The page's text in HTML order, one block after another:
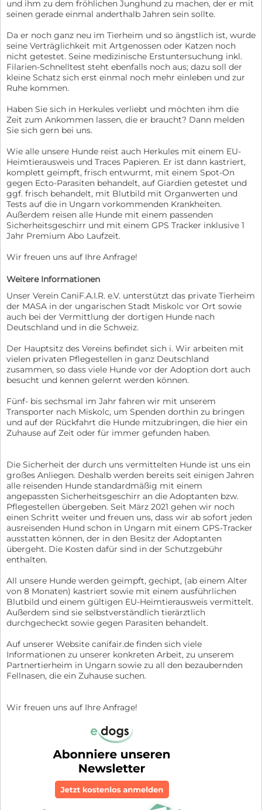
und ihm zu dem fröhlichen Junghund zu machen, der er mit
seinen gerade einmal anderthalb Jahren sein sollte.
Da er noch ganz neu im Tierheim und so ängstlich ist, wurde
seine Verträglichkeit mit Artgenossen oder Katzen noch
nicht getestet. Seine medizinische Erstuntersuchung inkl.
Filarien-Schnelltest steht ebenfalls noch aus; dazu soll der
kleine Schatz sich erst einmal noch mehr einleben und zur
Ruhe kommen.
Haben Sie sich in Herkules verliebt und möchten ihm die
Zeit zum Ankommen lassen, die er braucht? Dann melden
Sie sich gern bei uns.
Wie alle unsere Hunde reist auch Herkules mit einem EU-
Heimtierausweis und Traces Papieren. Er ist dann kastriert,
komplett geimpft, frisch entwurmt, mit einem Spot-On
gegen Ecto-Parasiten behandelt, auf Giardien getestet und
ggf. frisch behandelt, mit Blutbild mit Organwerten und
Tests auf die in Ungarn vorkommenden Krankheiten.
Außerdem reisen alle Hunde mit einem passenden
Sicherheitsgeschirr und mit einem GPS Tracker inklusive 1
Jahr Premium Abo Laufzeit.
Wir freuen uns auf Ihre Anfrage!
Weitere Informationen
Unser Verein CaniF.A.I.R. e.V. unterstützt das private Tierheim
der MASA in der ungarischen Stadt Miskolc vor Ort sowie
auch bei der Vermittlung der dortigen Hunde nach
Deutschland und in die Schweiz.
Der Hauptsitz des Vereins befindet sich i. Wir arbeiten mit
vielen privaten Pflegestellen in ganz Deutschland
zusammen, so dass viele Hunde vor der Adoption dort auch
besucht und kennen gelernt werden können.
Fünf- bis sechsmal im Jahr fahren wir mit unserem
Transporter nach Miskolc, um Spenden dorthin zu bringen
und auf der Rückfahrt die Hunde mitzubringen, die hier ein
Zuhause auf Zeit oder für immer gefunden haben.
Die Sicherheit der durch uns vermittelten Hunde ist uns ein
großes Anliegen. Deshalb werden bereits seit einigen Jahren
alle reisenden Hunde standardmäßig mit einem
angepassten Sicherheitsgeschirr an die Adoptanten bzw.
Pflegestellen übergeben. Seit März 2021 gehen wir noch
einen Schritt weiter und freuen uns, dass wir ab sofort jeden
ausreisenden Hund schon in Ungarn mit einem GPS-Tracker
ausstatten können, der in den Besitz der Adoptanten
übergeht. Die Kosten dafür sind in der Schutzgebühr
enthalten.
All unsere Hunde werden geimpft, gechipt, (ab einem Alter
von 8 Monaten) kastriert sowie mit einem ausführlichen
Blutbild und einem gültigen EU-Heimtierausweis vermittelt.
Außerdem sind sie selbstverständlich tierärztlich
durchgecheckt sowie gegen Parasiten behandelt.
Auf unserer Website canifair.de finden sich viele
Informationen zu unserer konkreten Arbeit, zu unserem
Partnertierheim in Ungarn sowie zu all den bezaubernden
Fellnasen, die ein Zuhause suchen.
Wir freuen uns auf Ihre Anfrage!